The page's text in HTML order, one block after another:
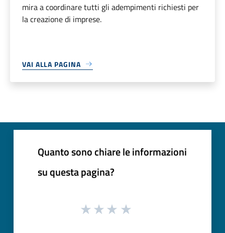
mira a coordinare tutti gli adempimenti richiesti per
la creazione di imprese.
VAI ALLA PAGINA
Quanto sono chiare le informazioni
su questa pagina?